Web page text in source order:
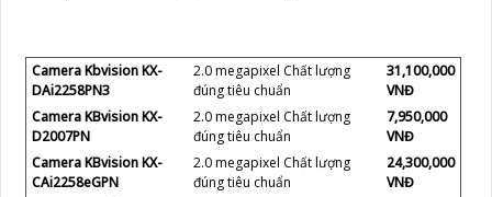
Camera Kbvision KX-
DAi2258PN3
2.0 megapixel Chất lượng
đúng tiêu chuẩn
31,100,000
VNĐ
Camera KBvision KX-
D2007PN
2.0 megapixel Chất lượng
đúng tiêu chuẩn
7,950,000
VNĐ
Camera KBvision KX-
CAi2258eGPN
2.0 megapixel Chất lượng
đúng tiêu chuẩn
24,300,000
VNĐ